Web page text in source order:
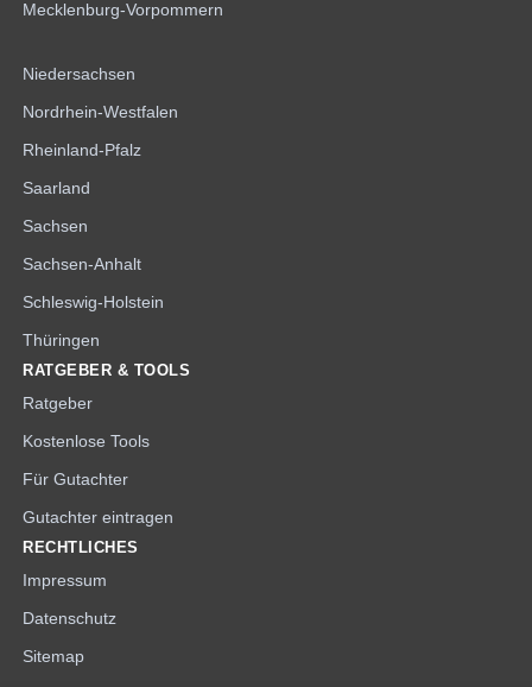
Mecklenburg-Vorpommern
Niedersachsen
Nordrhein-Westfalen
Rheinland-Pfalz
Saarland
Sachsen
Sachsen-Anhalt
Schleswig-Holstein
Thüringen
RATGEBER & TOOLS
Ratgeber
Kostenlose Tools
Für Gutachter
Gutachter eintragen
RECHTLICHES
Impressum
Datenschutz
Sitemap